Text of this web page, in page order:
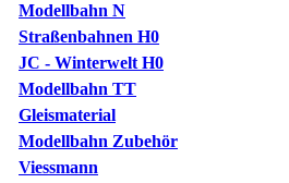
Modellbahn N
Straßenbahnen H0
JC - Winterwelt H0
Modellbahn TT
Gleismaterial
Modellbahn Zubehör
Viessmann